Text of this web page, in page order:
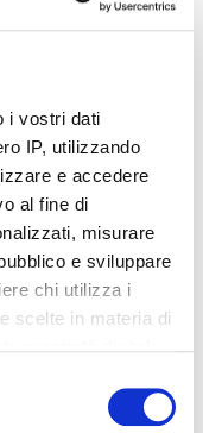
i vostri dati
IP, utilizzando
e accedere
al fine di
misurare
e sviluppare
chi utilizza i
scelte in materia di
in qualsiasi